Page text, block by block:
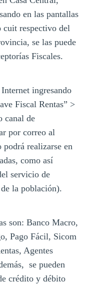
en las pantallas
cuit respectivo del
se las puede
Fiscales.
ingresando
Fiscal Rentas” >
canal de
por correo al
realizarse en
como así
servicio de
la población).
son: Banco Macro,
Pago Fácil, Sicom
Agentes
se pueden
crédito y débito